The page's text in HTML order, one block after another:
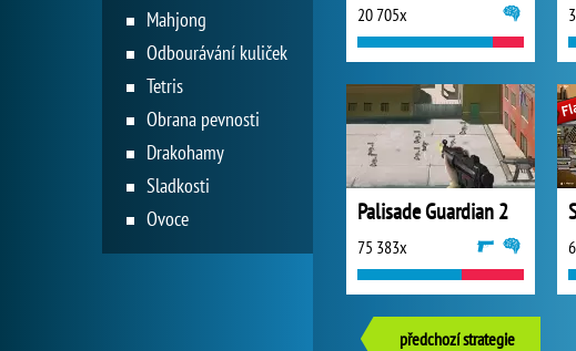
20 705x
Palisade Guardian 2
75 383x
předchozí strategie
Mahjong
Odbourávání kuliček
Tetris
Obrana pevnosti
Drakohamy
Sladkosti
Ovoce